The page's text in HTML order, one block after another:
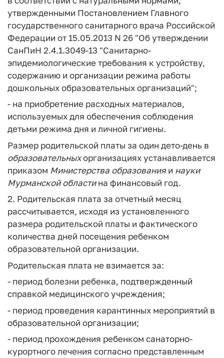
утвержденными Постановлением Главного
государственного санитарного врача Российской
Федерации от 15.05.2013 N 26 "Об утверждении
СанПиН 2.4.1.3049-13 "Санитарно-
эпидемиологические требования к устройству,
содержанию и организации режима работы
дошкольных образовательных организаций";
- на приобретение расходных материалов,
используемых для обеспечения соблюдения
детьми режима дня и личной гигиены.
Размер родительской платы за один дето-день в
образовательныхорганизациях устанавливается
приказом Министерства образованияи науки
Мурманской областина финансовый год.
2. Родительская плата за отчетный месяц
рассчитывается, исходя из установленного
размера родительской платы и фактического
количества дней посещения ребенком
образовательной организации.
Родительская плата не взимается за:
- период болезни ребенка, подтвержденный
справкой медицинского учреждения;
- период проведения карантинных мероприятий в
образовательной организации;
- период прохождения ребенком санаторно-
курортного лечения согласно представленным